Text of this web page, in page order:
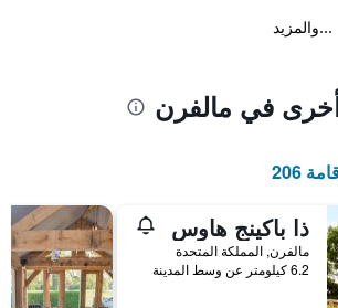
...والمزيد
في مالفرن
206
ذا باكينج هاوس
مالفرن, المملكة المتحدة
6.2 كيلومتر عن وسط المدينة